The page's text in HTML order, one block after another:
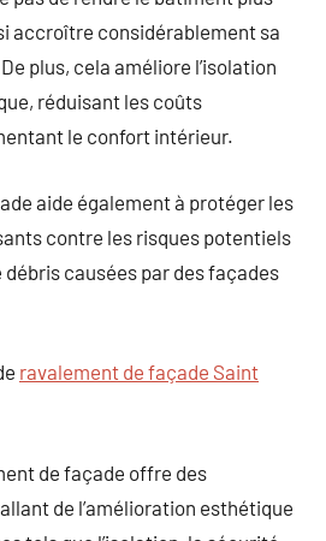
accroître considérablement sa
plus, cela améliore l’isolation
réduisant les coûts
le confort intérieur.
aide également à protéger les
contre les risques potentiels
causées par des façades
ravalement de façade Saint
de façade offre des
de l’amélioration esthétique